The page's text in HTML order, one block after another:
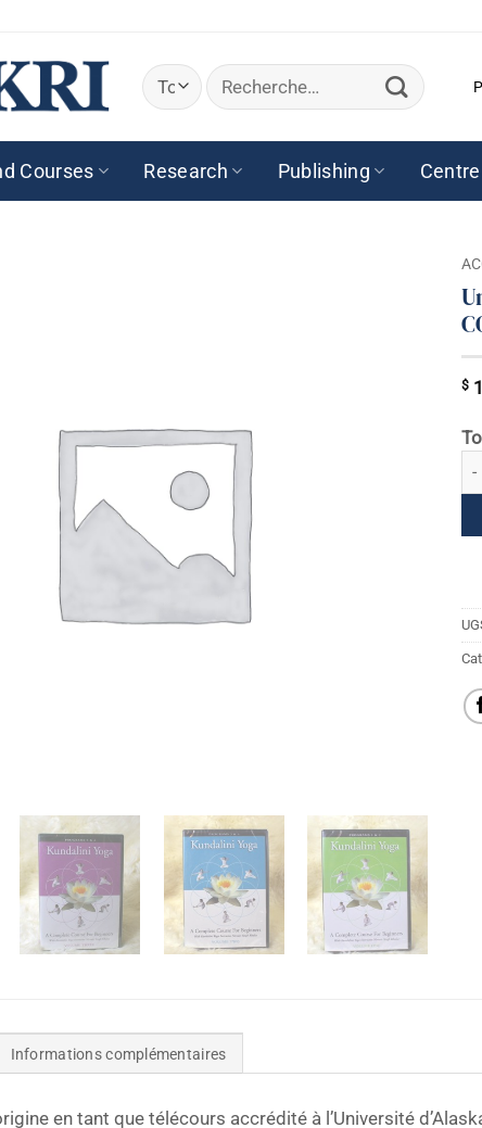
Recherche
pour :
Courses Research Publishing
$
Informations complémentaires
en tant que télécours accrédité à l’Université